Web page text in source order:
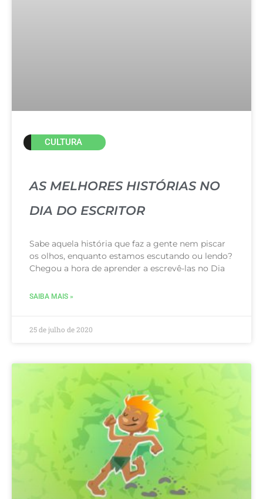
CULTURA
AS MELHORES HISTÓRIAS NO
DIA DO ESCRITOR
Sabe aquela história que faz a gente nem piscar
os olhos, enquanto estamos escutando ou lendo?
Chegou a hora de aprender a escrevê-las no Dia
SAIBA MAIS »
25 de julho de 2020